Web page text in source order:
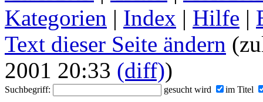
Kategorien | Index | Hilfe |
Text dieser Seite ändern
2001 20:33 (diff))
Suchbegriff: gesucht wird im Titel